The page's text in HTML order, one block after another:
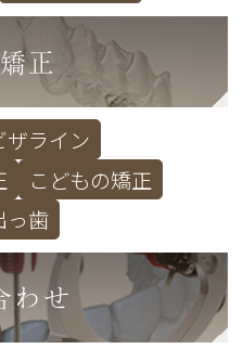
正
ザライン
こどもの矯正
っ歯
わせ